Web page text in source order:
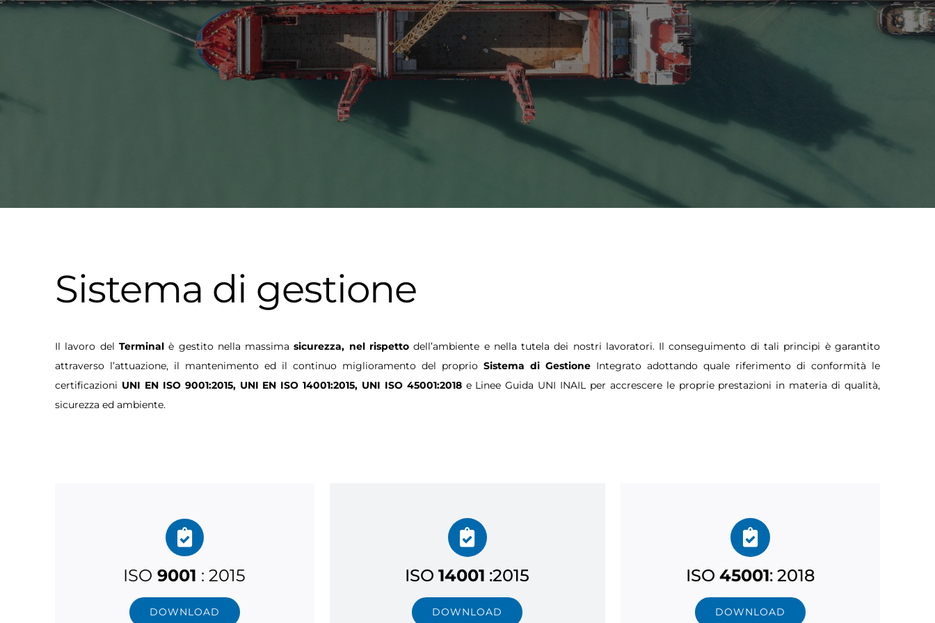
Sistema di gestione
Il lavoro delTerminal è gestito nella massimasicurezza, nel rispettodell’ambiente e nella tutela dei nostri lavoratori. Il conseguimento di tali principi è garantito
attraverso l’attuazione, il mantenimento ed il continuo miglioramento del proprio Sistema di GestioneIntegrato adottando quale riferimento di conformità le
certificazioni UNI EN ISO 9001:2015, UNI EN ISO 14001:2015, UNI ISO 45001:2018e Linee Guida UNI INAILper accrescere le proprie prestazioni in materia di qualità,
sicurezza ed ambiente.
ISO 9001 : 2015
DOWNLOAD
ISO14001 :2015
DOWNLOAD
ISO45001: 2018
DOWNLOAD